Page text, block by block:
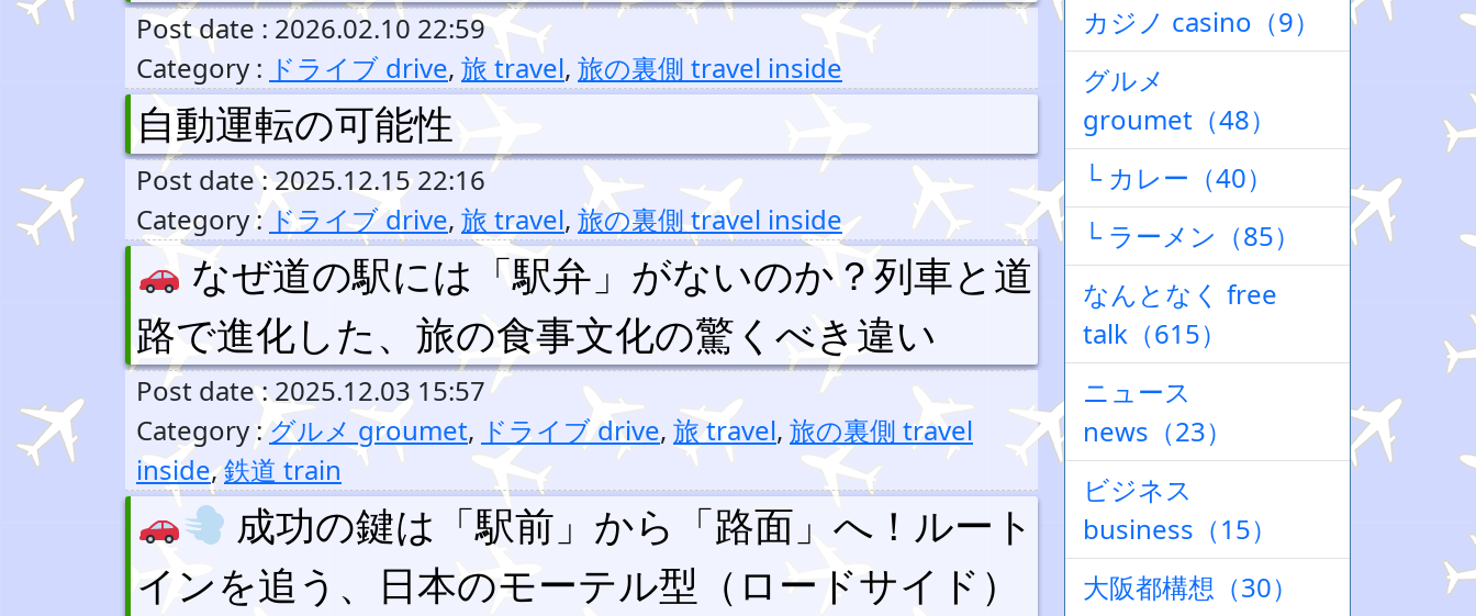
Post date : 2026.02.10 22:59
Category : ドライブ drive, 旅 travel, 旅の裏側 travel inside
自動運転の可能性
Post date : 2025.12.15 22:16
Category : ドライブ drive, 旅 travel, 旅の裏側 travel inside
なぜ道の駅には「駅弁」がないのか？列車と道
路で進化した、旅の食事文化の驚くべき違い
Post date : 2025.12.03 15:57
Category : グルメ groumet, ドライブ drive, 旅 travel, 旅の裏側 travel
inside, 鉄道 train
成功の鍵は「駅前」から「路面」へ！ルート
インを追う、日本のモーテル型（ロードサイド）
カジノ casino（9）
グルメ
groumet（48）
└ カレー（40）
└ ラーメン（85）
なんとなく free
talk（615）
ニュース
news（23）
ビジネス
business（15）
大阪都構想（30）